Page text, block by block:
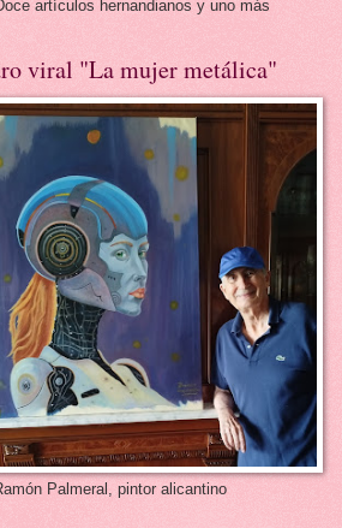
artículos hernandianos y uno más
viral "La mujer metálica"
Palmeral, pintor alicantino